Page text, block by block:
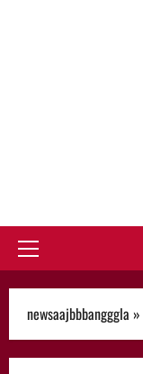
Primary
newsaajbbbangggla »